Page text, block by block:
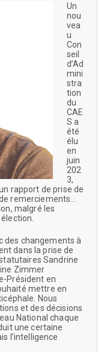
Un
nou
vea
u
Con
seil
d’Ad
mini
stra
tion
du
CAE
S a
été
élu
en
juin
202
3,
rapport de prise de
remerciements…
malgré les
des changements à
dans la prise de
Sandrine
Zimmer
Président en
mettre en
Nous
et des décisions
National chaque
une certaine
l’intelligence